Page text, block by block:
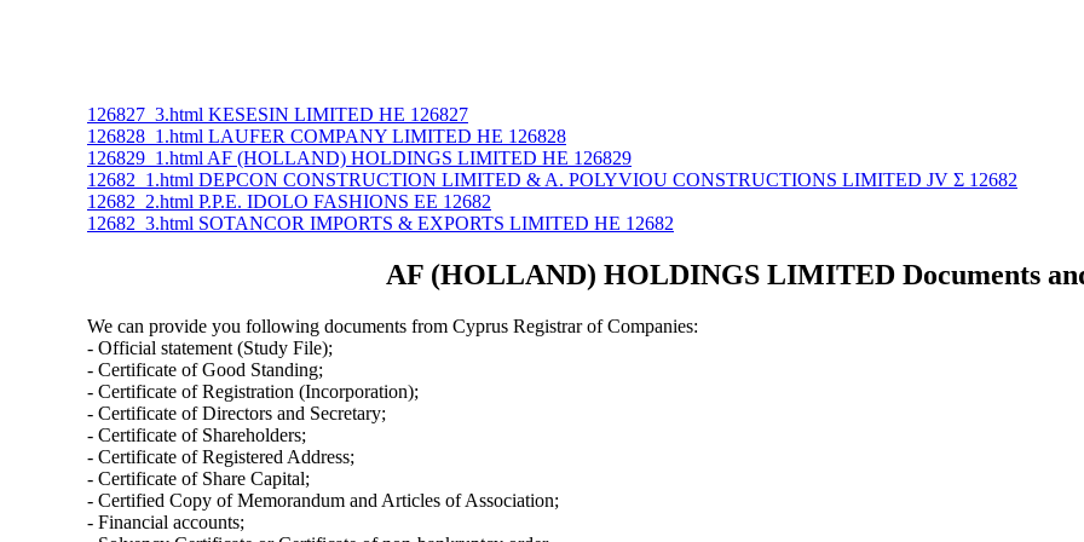
126827_3.html KESESIN LIMITED ΗΕ 126827
126828_1.html LAUFER COMPANY LIMITED ΗΕ 126828
126829_1.html AF (HOLLAND) HOLDINGS LIMITED ΗΕ 126829
12682_1.html DEPCON CONSTRUCTION LIMITED & A. POLYVIOU CONSTRUCTIONS LIMITED JV Σ 12682
12682_2.html P.P.E. IDOLO FASHIONS ΕΕ 12682
12682_3.html SOTANCOR IMPORTS & EXPORTS LIMITED ΗΕ 12682
AF (HOLLAND) HOLDINGS LIMITED Documents
We can provide you following documents from Cyprus Registrar of Companies:
- Official statement (Study File);
- Certificate of Good Standing;
- Certificate of Registration (Incorporation);
- Certificate of Directors and Secretary;
- Certificate of Shareholders;
- Certificate of Registered Address;
- Certificate of Share Capital;
- Certified Copy of Memorandum and Articles of Association;
- Financial accounts;